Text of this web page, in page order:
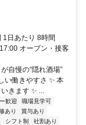
1日あたり 8時間
オープン・接客
自慢の“隠れ酒場”
い働きやすさ ✨ 本
きます ✨ ...
歓迎
職場見学可
あり
賞与あり
シフト制
社割あり